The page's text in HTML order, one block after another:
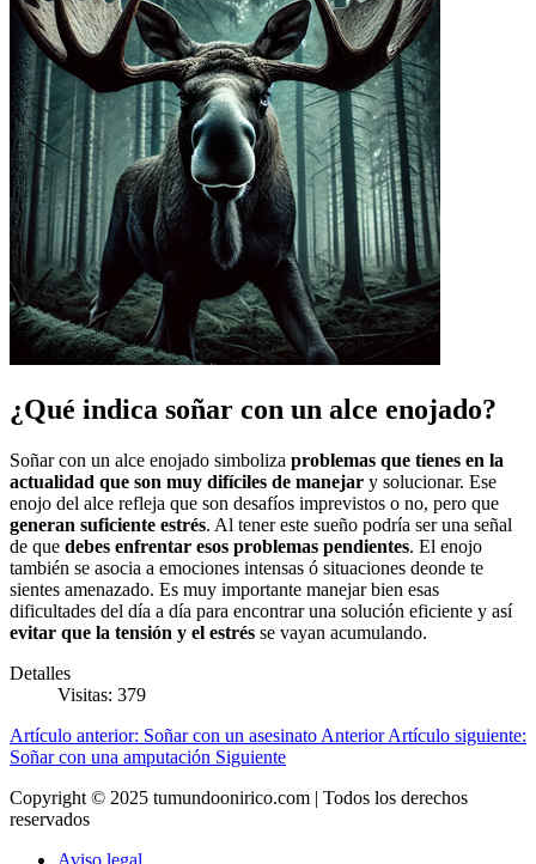
¿Qué indica soñar con un alce enojado?
Soñar con un alce enojado simboliza problemas que tienes en la
actualidad que son muy difíciles de manejar y solucionar. Ese
enojo del alce refleja que son desafíos imprevistos o no, pero que
generan suficiente estrés. Al tener este sueño podría ser una señal
de que debes enfrentar esos problemas pendientes. El enojo
también se asocia a emociones intensas ó situaciones deonde te
sientes amenazado. Es muy importante manejar bien esas
dificultades del día a día para encontrar una solución eficiente y así
evitar que la tensión y el estrés se vayan acumulando.
Detalles
Visitas: 379
Artículo anterior: Soñar con un asesinato Anterior Artículo siguiente:
Soñar con una amputación Siguiente
Copyright © 2025 tumundoonirico.com | Todos los derechos
reservados
Aviso legal